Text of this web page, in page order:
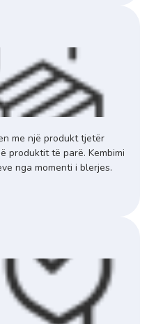
me një produkt tjetër
produktit të parë. Kembimi
nga momenti i blerjes.